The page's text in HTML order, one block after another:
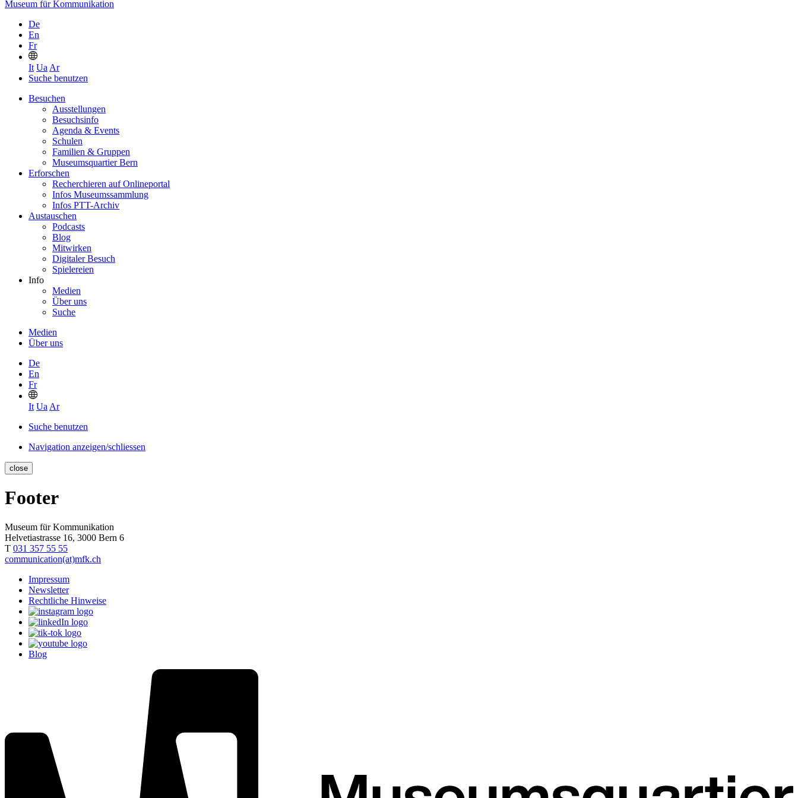
Museum für Kommunikation
De
En
Fr
It Ua Ar
Suche benutzen
Besuchen
Ausstellungen
Besuchsinfo
Agenda & Events
Schulen
Familien & Gruppen
Museumsquartier Bern
Erforschen
Recherchieren auf Onlineportal
Infos Museumssammlung
Infos PTT-Archiv
Austauschen
Podcasts
Blog
Mitwirken
Digitaler Besuch
Spielereien
Info
Medien
Über uns
Suche
Medien
Über uns
De
En
Fr
It Ua Ar
Suche benutzen
Navigation anzeigen/schliessen
close
Footer
Museum für Kommunikation
Helvetiastrasse 16, 3000 Bern 6
T 031 357 55 55
communication(at)mfk.ch
Impressum
Newsletter
Rechtliche Hinweise
Blog